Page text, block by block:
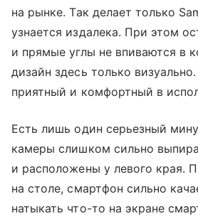
на рынке. Так делает только
узнается издалека. При этом
и прямые углы не впиваются в
дизайн здесь только
приятный и комфортный в
Есть лишь один серьезный
камеры слишком сильно
и расположены у левого края.
на столе, смартфон сильно
натыкать что-то на экране